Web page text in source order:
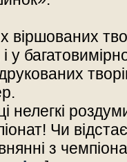
віршованих
у
нелегкі
Чи
з